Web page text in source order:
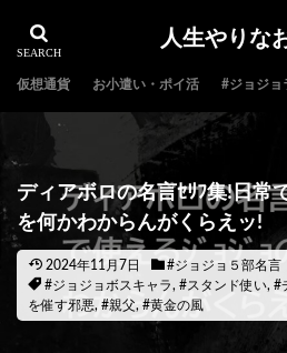
人生やりな
仮想通貨 お小遣い・ポイ活 #ジョジョ
ディアボロの名言ｾﾘﾌ集!日常
を何かわからんがくらえッ!
2024年11月7日
#ジョジョ５部名言
#ジョジョボスキャラ, #スタンド使い, #
を催す邪悪, #親父, #黄金の風